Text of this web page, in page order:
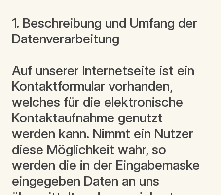
1. Beschreibung und Umfang der
Datenverarbeitung
Auf unserer Internetseite ist ein
Kontaktformular vorhanden,
welches für die elektronische
Kontaktaufnahme genutzt
werden kann. Nimmt ein Nutzer
diese Möglichkeit wahr, so
werden die in der Eingabemaske
eingegeben Daten an uns